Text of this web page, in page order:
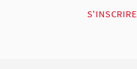
S'INSCRIRE